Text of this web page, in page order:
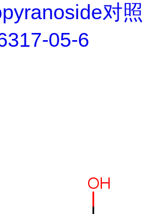
对照
05-6